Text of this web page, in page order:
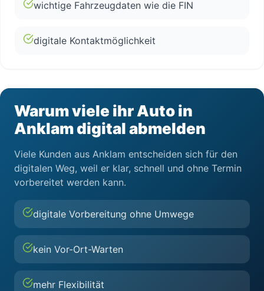
wichtige Fahrzeugdaten wie die FIN
digitale Kontaktmöglichkeit
Warum viele ihr Auto in
Anklam digital abmelden
Viele Kunden aus Anklam entscheiden sich für den
digitalen Weg, weil er klar, schnell und ohne Termin
vorbereitet werden kann.
digitale Vorbereitung ohne Umwege
kein Vor-Ort-Warten
mehr Flexibilität